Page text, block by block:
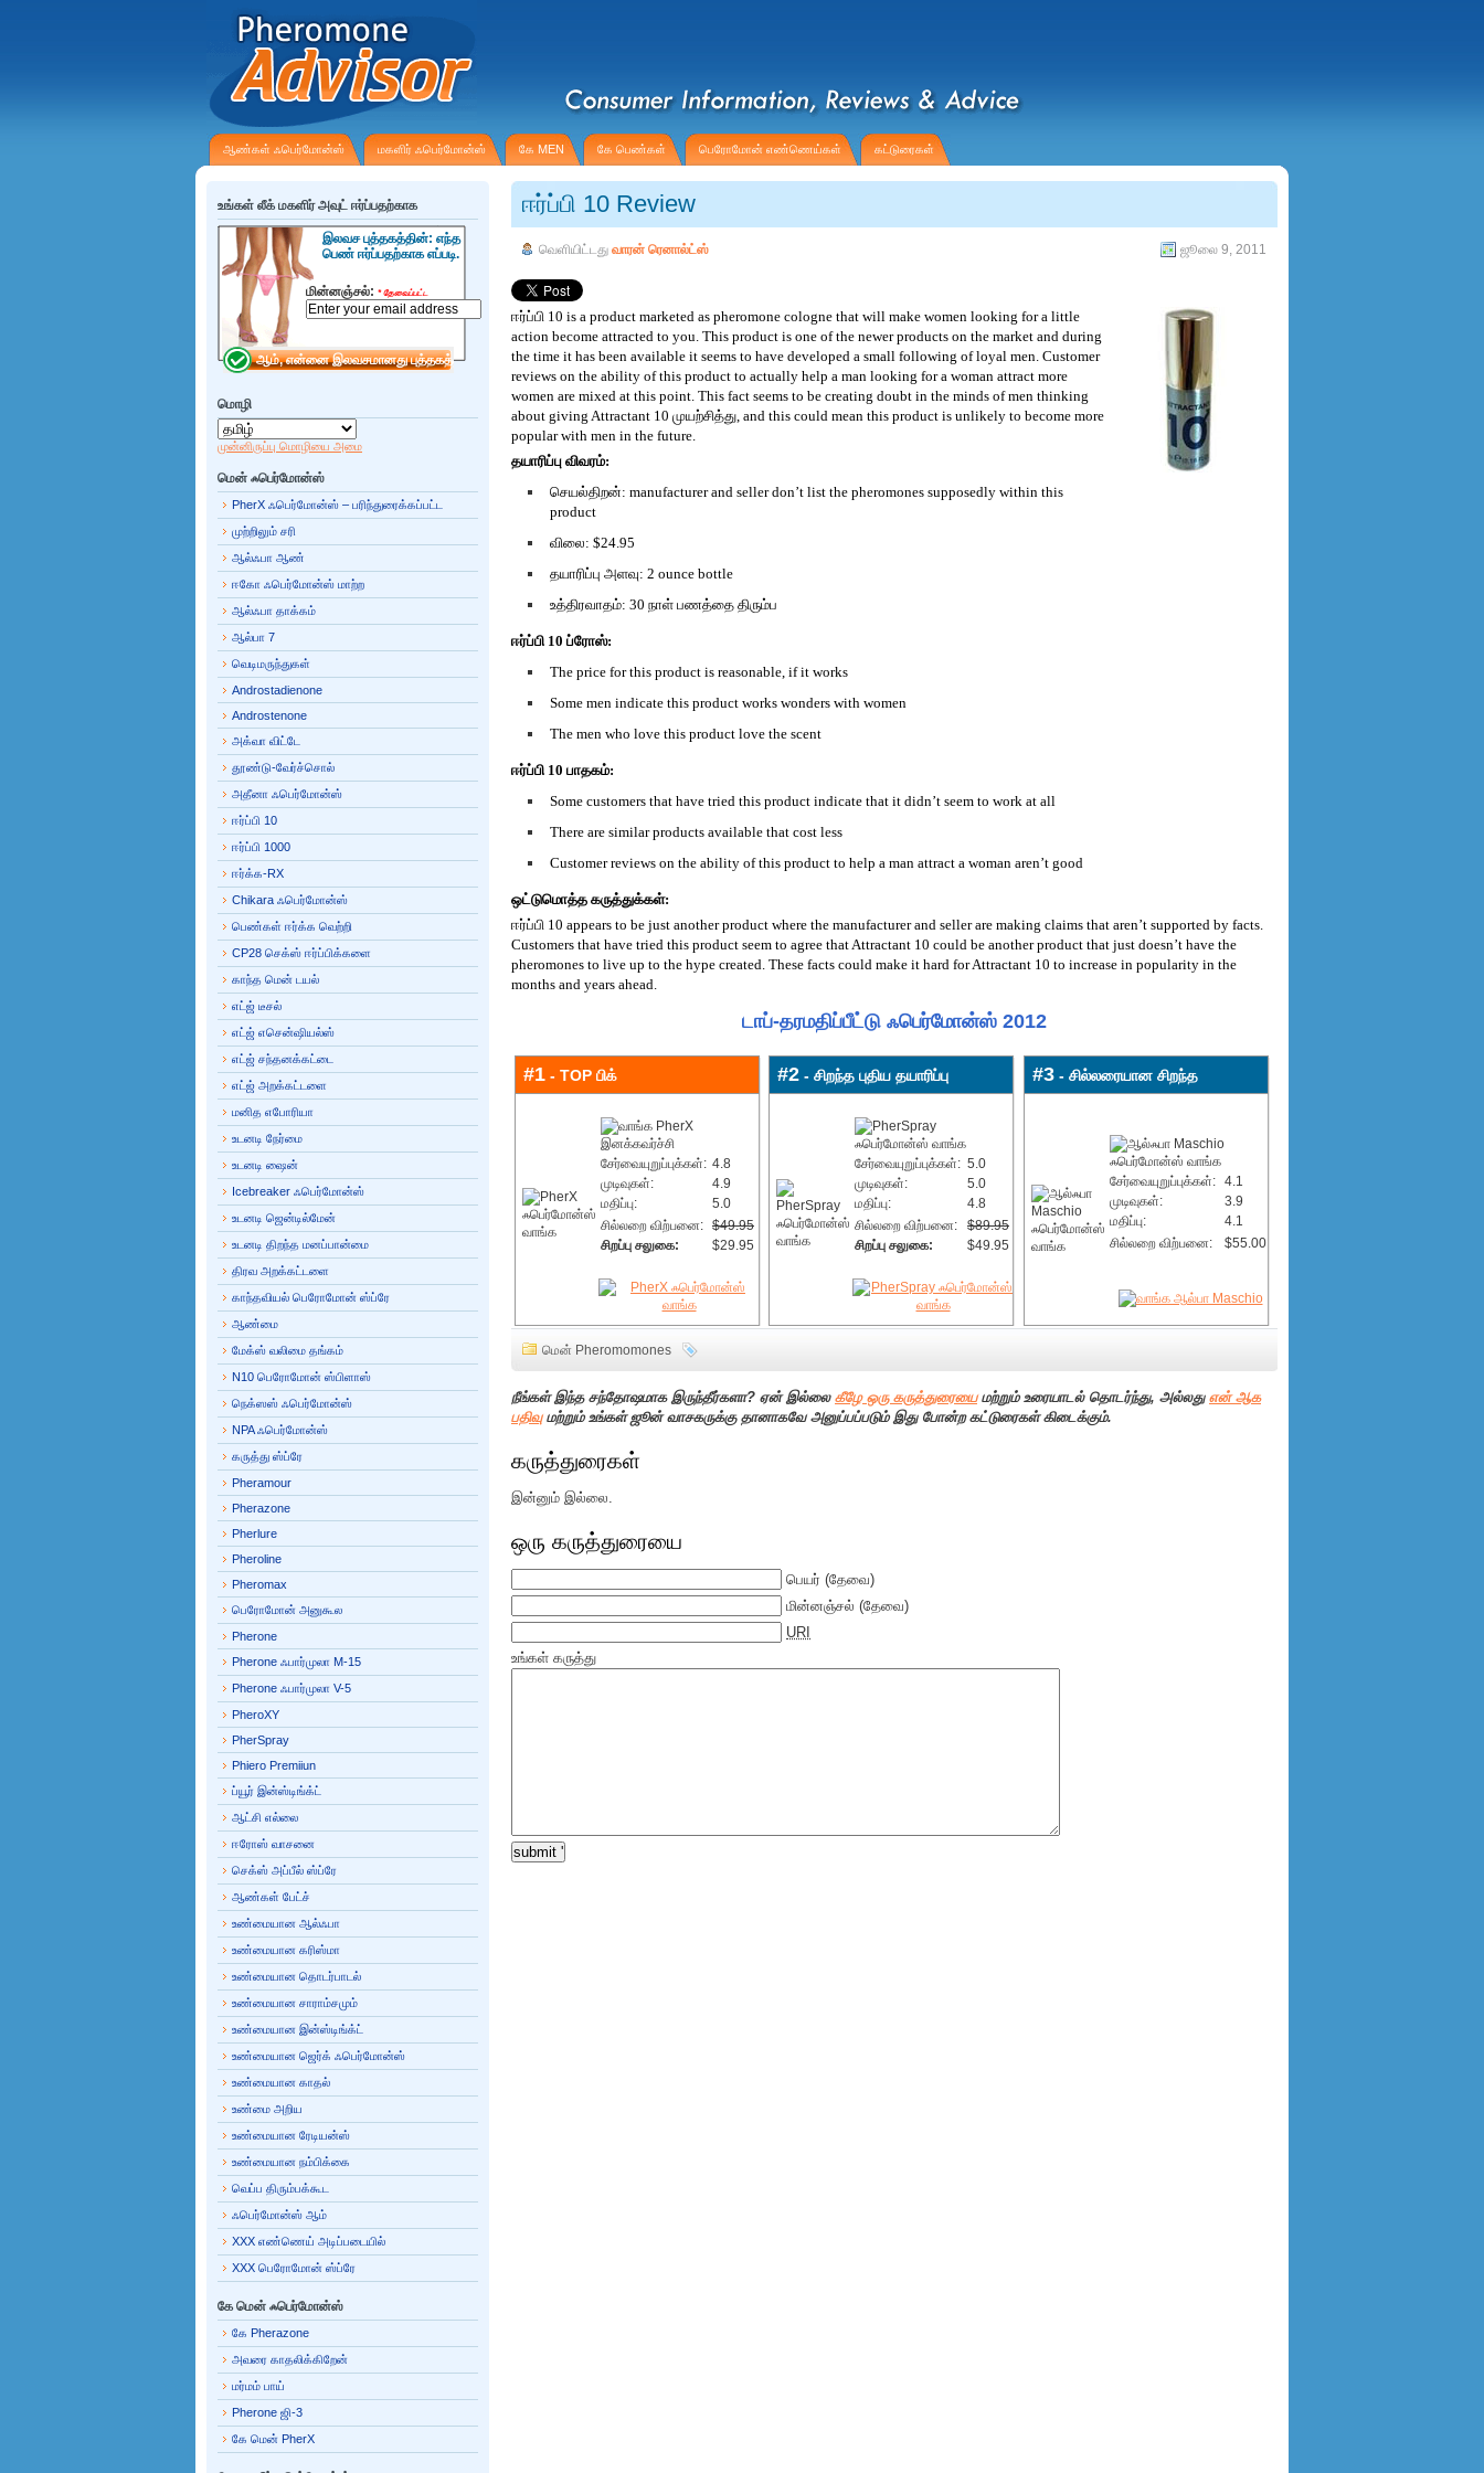
ஆண்கள் ஃபெர்மோன்ஸ் மகளிர் ஃபெர்மோன்ஸ் கே MEN கே பெண்கள் பெரோமோன் எண்ணெய்கள் கட்டுரைகள்
ஈர்ப்பி 10 Review
வெளியிட்டது வாரன் ரெனால்ட்ஸ் ஜூலை 9, 2011
ஈர்ப்பி 10 is a product marketed as pheromone cologne that will make women looking for a little
action become attracted to you. This product is one of the newer products on the market and during
the time it has been available it seems to have developed a small following of loyal men. Customer
reviews on the ability of this product to actually help a man looking for a woman attract more
women are mixed at this point. This fact seems to be creating doubt in the minds of men thinking
about giving Attractant 10 முயற்சித்து, and this could mean this product is unlikely to become more
popular with men in the future.
தயாரிப்பு விவரம்:
செயல்திறன்: manufacturer and seller don’t list the pheromones supposedly within this
product
விலை: $24.95
தயாரிப்பு அளவு: 2 ounce bottle
உத்திரவாதம்: 30 நாள் பணத்தை திரும்ப
ஈர்ப்பி 10 ப்ரோஸ்:
The price for this product is reasonable, if it works
Some men indicate this product works wonders with women
The men who love this product love the scent
ஈர்ப்பி 10 பாதகம்:
Some customers that have tried this product indicate that it didn’t seem to work at all
There are similar products available that cost less
Customer reviews on the ability of this product to help a man attract a woman aren’t good
ஒட்டுமொத்த கருத்துக்கள்:
ஈர்ப்பி 10 appears to be just another product where the manufacturer and seller are making claims that aren’t supported by facts.
Customers that have tried this product seem to agree that Attractant 10 could be another product that just doesn’t have the
pheromones to live up to the hype created. These facts could make it hard for Attractant 10 to increase in popularity in the
months and years ahead.
டாப்-தரமதிப்பீட்டு ஃபெர்மோன்ஸ் 2012
#1 - TOP பிக்
சேர்வையுறுப்புக்கள்: 4.8
முடிவுகள்:
4.9
மதிப்பு:
5.0
சில்லறை விற்பனை: $49.95
சிறப்பு சலுகை:
$29.95
#2 - சிறந்த புதிய தயாரிப்பு
சேர்வையுறுப்புக்கள்: 5.0
முடிவுகள்:
5.0
மதிப்பு:
4.8
சில்லறை விற்பனை:
$89.95
சிறப்பு சலுகை:
$49.95
#3 - சில்லரையான சிறந்த
சேர்வையுறுப்புக்கள்: 4.1
முடிவுகள்:
3.9
மதிப்பு:
4.1
சில்லறை விற்பனை:
$55.00
மென் Pheromomones
நீங்கள் இந்த சந்தோஷமாக இருந்தீர்களா? ஏன் இல்லை கீழே ஒரு கருத்துரையைமற்றும் உரையாடல் தொடர்ந்து, அல்லது என் ஆக
பதிவுமற்றும் உங்கள் ஜூன் வாசகருக்கு தானாகவே அனுப்பப்படும் இது போன்ற கட்டுரைகள் கிடைக்கும்.
கருத்துரைகள்
இன்னும் இல்லை.
ஒரு கருத்துரையை
பெயர் (தேவை)
மின்னஞ்சல் (தேவை)
URI
உங்கள் கருத்து
உங்கள் லீக் மகளிர் அவுட் ஈர்ப்பதற்காக
இலவச புத்தகத்தின்: எந்த
பெண் ஈர்ப்பதற்காக எப்படி.
மின்னஞ்சல்: *தேவைப்பட்ட
மொழி
முன்னிருப்பு மொழியை அமை
மென் ஃபெர்மோன்ஸ்
PherX ஃபெர்மோன்ஸ் – பரிந்துரைக்கப்பட்ட
முற்றிலும் சரி
ஆல்ஃபா ஆண்
ஈகோ ஃபெர்மோன்ஸ் மாற்ற
ஆல்ஃபா தாக்கம்
ஆல்பா 7
வெடிமருந்துகள்
Androstadienone
Androstenone
அக்வா விட்டே
தூண்டு-வேர்ச்சொல்
அதீனா ஃபெர்மோன்ஸ்
ஈர்ப்பி 10
ஈர்ப்பி 1000
ஈர்க்க-RX
Chikara ஃபெர்மோன்ஸ்
பெண்கள் ஈர்க்க வெற்றி
CP28 செக்ஸ் ஈர்ப்பிக்களை
காந்த மென் டயல்
எட்ஜ் டீசல்
எட்ஜ் எசென்ஷியல்ஸ்
எட்ஜ் சந்தனக்கட்டை
எட்ஜ் அறக்கட்டளை
மனித எபோரியா
உடனடி நேர்மை
உடனடி ஷைன்
Icebreaker ஃபெர்மோன்ஸ்
உடனடி ஜென்டில்மேன்
உடனடி திறந்த மனப்பான்மை
திரவ அறக்கட்டளை
காந்தவியல் பெரோமோன் ஸ்ப்ரே
ஆண்மை
மேக்ஸ் வலிமை தங்கம்
N10 பெரோமோன் ஸ்பிளாஸ்
நெக்ஸஸ் ஃபெர்மோன்ஸ்
NPA ஃபெர்மோன்ஸ்
கருத்து ஸ்ப்ரே
Pheramour
Pherazone
Pherlure
Pheroline
Pheromax
பெரோமோன் அனுகூல
Pherone
Pherone ஃபார்முலா M-15
Pherone ஃபார்முலா V-5
PheroXY
PherSpray
Phiero Premiiun
ப்யூர் இன்ஸ்டிங்க்ட்
ஆட்சி எல்லை
ஈரோஸ் வாசனை
செக்ஸ் அப்பீல் ஸ்ப்ரே
ஆண்கள் பேட்ச்
உண்மையான ஆல்ஃபா
உண்மையான கரிஸ்மா
உண்மையான தொடர்பாடல்
உண்மையான சாராம்சமும்
உண்மையான இன்ஸ்டிங்க்ட்
உண்மையான ஜெர்க் ஃபெர்மோன்ஸ்
உண்மையான காதல்
உண்மை அறிய
உண்மையான ரேடியன்ஸ்
உண்மையான நம்பிக்கை
வெப்ப திரும்பக்கூட
ஃபெர்மோன்ஸ் ஆம்
XXX எண்ணெய் அடிப்படையில்
XXX பெரோமோன் ஸ்ப்ரே
கே மென் ஃபெர்மோன்ஸ்
கே Pherazone
அவரை காதலிக்கிறேன்
மர்மம் பாய்
Pherone ஜி-3
கே மென் PherX